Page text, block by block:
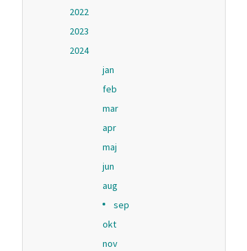
2022
2023
2024
jan
feb
mar
apr
maj
jun
aug
sep
okt
nov